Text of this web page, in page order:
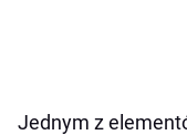
Jednym z